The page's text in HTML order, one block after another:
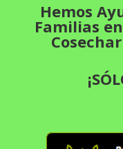
Hemos
Familias